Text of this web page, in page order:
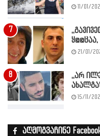
11/01/
21/01/
,,არ
15/11/
აღმოგვაჩინე